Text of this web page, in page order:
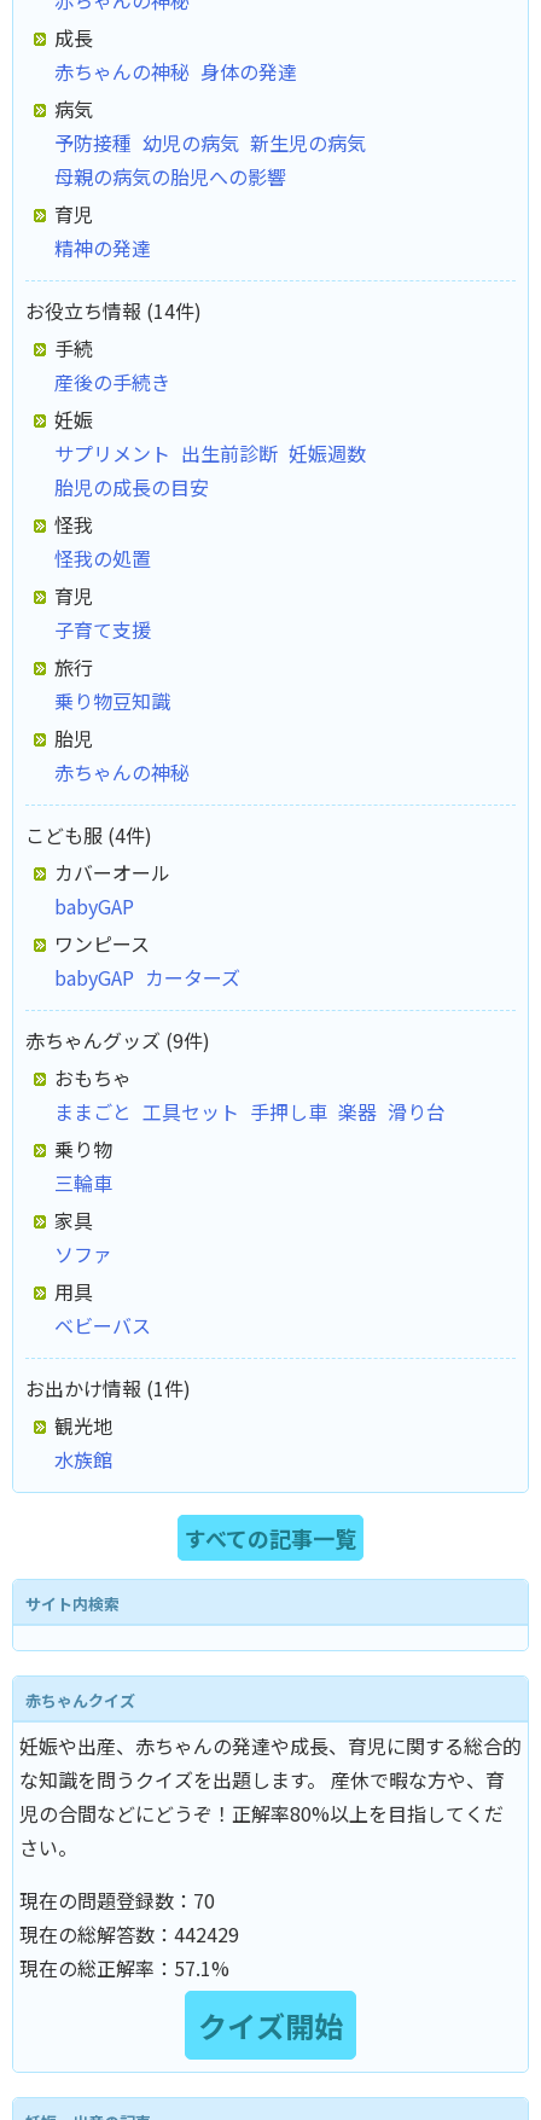
成長
赤ちゃんの神秘 身体の発達
病気
予防接種 幼児の病気 新生児の病気
母親の病気の胎児への影響
育児
精神の発達
お役立ち情報 (14件)
手続
産後の手続き
妊娠
サプリメント 出生前診断 妊娠週数
胎児の成長の目安
怪我
怪我の処置
育児
子育て支援
旅行
乗り物豆知識
胎児
赤ちゃんの神秘
こども服 (4件)
カバーオール
babyGAP
ワンピース
babyGAP カーターズ
赤ちゃんグッズ (9件)
おもちゃ
ままごと 工具セット 手押し車 楽器 滑り台
乗り物
三輪車
家具
ソファ
用具
ベビーバス
お出かけ情報 (1件)
観光地
水族館
すべての記事一覧
サイト内検索
赤ちゃんクイズ
妊娠や出産、赤ちゃんの発達や成長、育児に関する総合的
な知識を問うクイズを出題します。 産休で暇な方や、育
児の合間などにどうぞ！正解率80%以上を目指してくだ
さい。
現在の問題登録数： 70
現在の総解答数： 442429
現在の総正解率： 57.1%